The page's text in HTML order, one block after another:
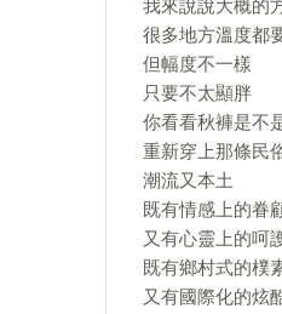
我來說說大概的
很多地方溫度都
但幅度不一樣
只要不太顯胖
你看看秋褲是不
重新穿上那條民
潮流又本土
既有情感上的眷
又有心靈上的呵
既有鄉村式的樸
又有國際化的炫